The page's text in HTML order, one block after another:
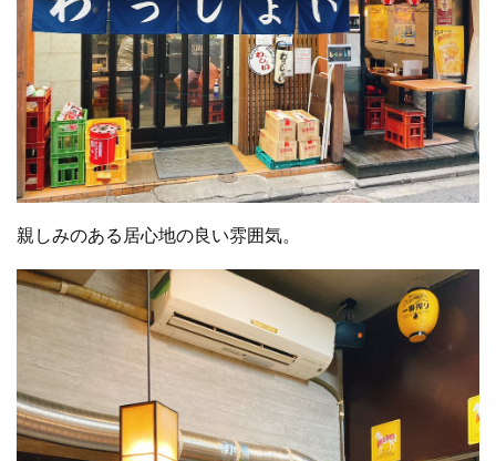
親しみのある居心地の良い雰囲気。